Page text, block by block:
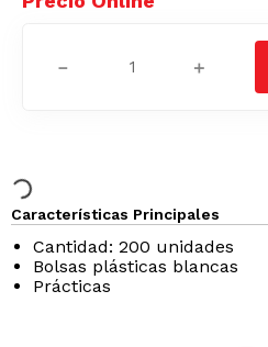
＋
－
Características Principales
Cantidad: 200 unidades
Bolsas plásticas blancas
Prácticas